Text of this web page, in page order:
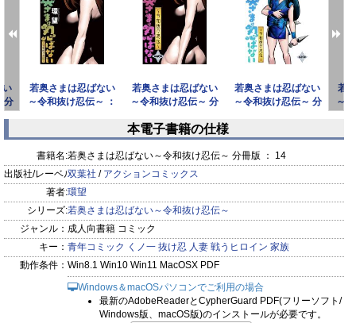
しかし彼女に逃げるという選択肢はない。なぜなら二人が暮ら
す小さな家は、大切な思い出の詰まった夢のマイホームなの
撃つ!!
忍者なのに忍ばない!? 史上初の在宅抜け忍、くノいち雫の闘い
※ 毒りんごcomic ： 92 収録作品
い
分
若奥さまは忍ばない
～令和抜け忍伝～ ：
若奥さまは忍ばない
～令和抜け忍伝～ 分
若奥さまは忍ばない
～令和抜け忍伝～ 分
若
～
prev next
本電子書籍の仕様
書籍名:若奥さまは忍ばない～令和抜け忍伝～ 分冊版 ： 14
出版社/レーベル:双葉社 / アクションコミックス
著者:環望
シリーズ:若奥さまは忍ばない～令和抜け忍伝～
ジャンル： 成人向書籍 コミック
キー： 青年コミック くノ一 抜け忍 人妻 戦うヒロイン 家族
動作条件： Win8.1 Win10 Win11 MacOSX PDF
Windows＆macOSパソコンでご利用の場合
最新のAdobeReaderとCypherGuard PDF(フリーソフト/
Windows版、macOS版)のインストールが必要です。